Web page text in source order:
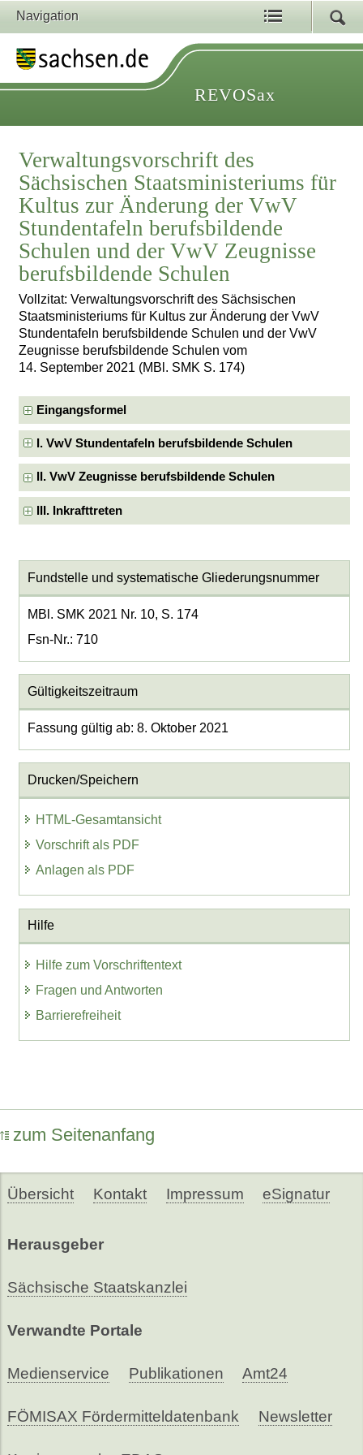
Navigation
REVOSax
Verwaltungsvorschrift des
Sächsischen Staatsministeriums für
Kultus zur Änderung der VwV
Stundentafeln berufsbildende
Schulen und der VwV Zeugnisse
berufsbildende Schulen
Vollzitat: Verwaltungsvorschrift des Sächsischen
Staatsministeriums für Kultus zur Änderung der VwV
Stundentafeln berufsbildende Schulen und der VwV
Zeugnisse berufsbildende Schulen vom
14. September 2021 (MBl. SMK S. 174)
Eingangsformel
I. VwV Stundentafeln berufsbildende Schulen
II. VwV Zeugnisse berufsbildende Schulen
III. Inkrafttreten
Fundstelle und systematische Gliederungsnummer
MBl. SMK 2021 Nr. 10, S. 174
Fsn-Nr.: 710
Gültigkeitszeitraum
Fassung gültig ab: 8. Oktober 2021
Drucken/Speichern
HTML-Gesamtansicht
Vorschrift als PDF
Anlagen als PDF
Hilfe
Hilfe zum Vorschriftentext
Fragen und Antworten
Barrierefreiheit
zum Seitenanfang
Übersicht Kontakt Impressum eSignatur
Herausgeber
Sächsische Staatskanzlei
Verwandte Portale
Medienservice Publikationen Amt24
FÖMISAX Fördermitteldatenbank Newsletter